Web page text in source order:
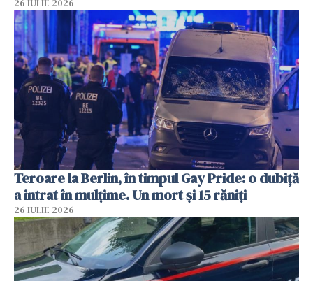
26 IULIE 2026
Teroare la Berlin, în timpul Gay Pride: o dubiță
a intrat în mulțime. Un mort și 15 răniți
26 IULIE 2026